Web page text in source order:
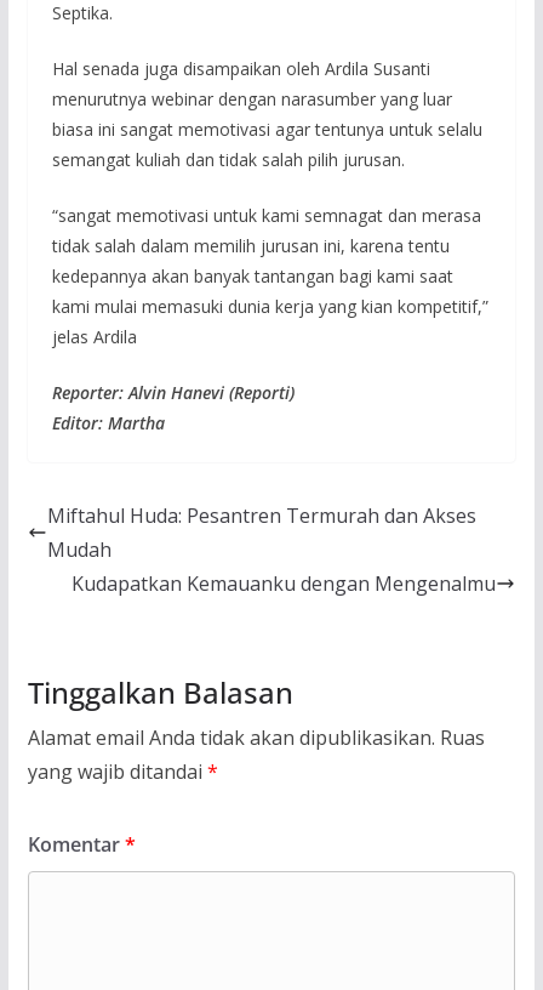
Septika.
Hal senada juga disampaikan oleh Ardila Susanti
menurutnya webinar dengan narasumber yang luar
biasa ini sangat memotivasi agar tentunya untuk selalu
semangat kuliah dan tidak salah pilih jurusan.
“sangat memotivasi untuk kami semnagat dan merasa
tidak salah dalam memilih jurusan ini, karena tentu
kedepannya akan banyak tantangan bagi kami saat
kami mulai memasuki dunia kerja yang kian kompetitif,”
jelas Ardila
Reporter: Alvin Hanevi (Reporti)
Editor: Martha
Miftahul Huda: Pesantren Termurah dan Akses
Mudah
Kudapatkan Kemauanku dengan Mengenalmu
Tinggalkan Balasan
Alamat email Anda tidak akan dipublikasikan. Ruas
yang wajib ditandai *
Komentar*